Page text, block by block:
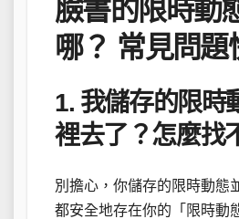
臉書的限時動
哪？ 常見問題
1. 我儲存的限時
裡去了？怎麼找
別擔心，你儲存的限時動態
都安全地存在你的「限時動